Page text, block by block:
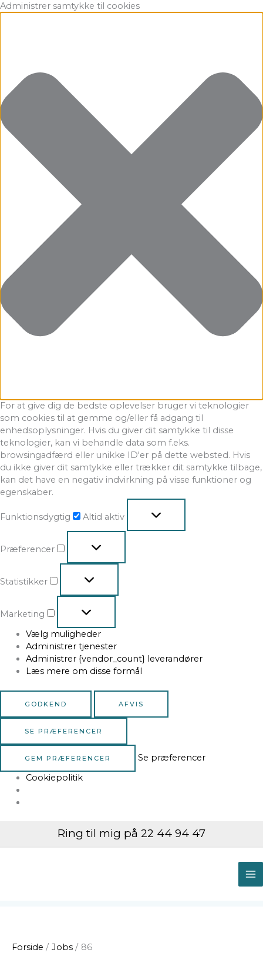
Administrer samtykke til cookies
For at give dig de bedste oplevelser bruger vi teknologier
som cookies til at gemme og/eller få adgang til
enhedsoplysninger. Hvis du giver dit samtykke til disse
teknologier, kan vi behandle data som f.eks.
browsingadfærd eller unikke ID'er på dette websted. Hvis
du ikke giver dit samtykke eller trækker dit samtykke tilbage,
kan det have en negativ indvirkning på visse funktioner og
egenskaber.
Funktionsdygtig
Funktionsdygtig
Altid aktiv
Præferencer
Præferencer
Statistikker
Statistikker
Marketing
Marketing
Vælg muligheder
Administrer tjenester
Administrer {vendor_count} leverandører
Læs mere om disse formål
GODKEND AFVIS
SE PRÆFERENCER
GEM PRÆFERENCER
Se præferencer
Cookiepolitik
Gå
til
Ring til mig på 22 44 94 47
Forside Jobs 86